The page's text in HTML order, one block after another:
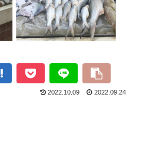
2022.10.09 2022.09.24